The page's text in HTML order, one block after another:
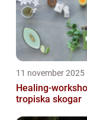
11 november 2025
Healing-
tropiska skogar